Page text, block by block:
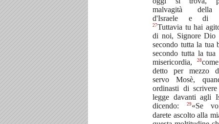
malvagità della
d'Israele e di
27Tuttavia tu hai
di noi, Signore Dio
secondo tutta la tua
secondo tutta la tua
misericordia,
28
detto per mezzo
servo Mosè,
ordinasti di
legge davanti agli
dicendo:
29«Se
darete ascolto alla